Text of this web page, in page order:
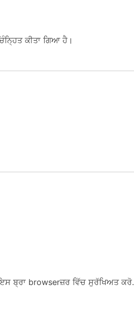
ਕੀਤਾ ਗਿਆ ਹੈ।
ਬ੍ਰਾ browserਜ਼ਰ ਵਿੱਚ ਸੁਰੱਖਿਅਤ ਕਰੋ.